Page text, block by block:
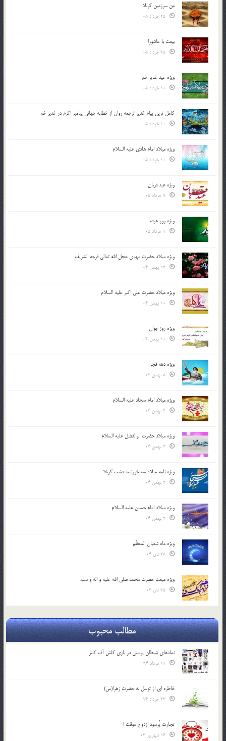
من سرزمین کربلا
بیعت با عاشورا
ویژه عید غدیر خم
کامل ترین پیام غدیر ترجمه روان از خطابه جهانی پیامبر اکرم در غدیر خم
ویژه میلاد امام هادی علیه السلام
ویژه عید قربان
ویژه روز عرفه
ویژه میلاد حضرت مهدی عجل الله تعالی فرجه الشريف
ویژه میلاد حضرت علی اکبر علیه السلام
ویژه روز جوان
ویژه دهه فجر
ویژه میلاد امام سجاد علیه السلام
ویژه میلاد حضرت ابوالفضل علیه السلام
ویژه نامه میلاد سه خورشید دشت کربلا
ویژه میلاد امام حسین علیه السلام
ویژه ماه شعبان المعظّم
ویژه مبعث حضرت محمد صلی الله علیه و اله و سلم
مطالب محبوب
نمادهای شیطان پرستی در بازی کلش آف کلنز
خاطره ای از توسل به حضرت زهرا(س)
تجارت پُرسود ازدواج موقت !